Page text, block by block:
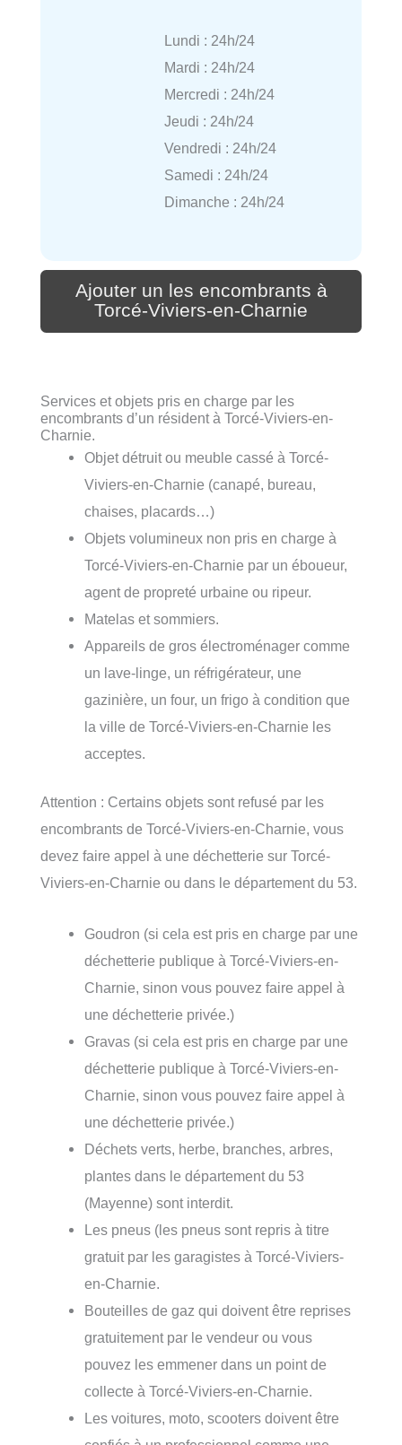
Lundi : 24h/24
Mardi : 24h/24
Mercredi : 24h/24
Jeudi : 24h/24
Vendredi : 24h/24
Samedi : 24h/24
Dimanche : 24h/24
Ajouter un les encombrants à
Torcé-Viviers-en-Charnie
Services et objets pris en charge par les
encombrants d’un résident à Torcé-Viviers-en-
Charnie.
Objet détruit ou meuble cassé à Torcé-
Viviers-en-Charnie (canapé, bureau,
chaises, placards…)
Objets volumineux non pris en charge à
Torcé-Viviers-en-Charnie par un éboueur,
agent de propreté urbaine ou ripeur.
Matelas et sommiers.
Appareils de gros électroménager comme
un lave-linge, un réfrigérateur, une
gazinière, un four, un frigo à condition que
la ville de Torcé-Viviers-en-Charnie les
acceptes.
Attention : Certains objets sont refusé par les
encombrants de Torcé-Viviers-en-Charnie, vous
devez faire appel à une déchetterie sur Torcé-
Viviers-en-Charnie ou dans le département du 53.
Goudron (si cela est pris en charge par une
déchetterie publique à Torcé-Viviers-en-
Charnie, sinon vous pouvez faire appel à
une déchetterie privée.)
Gravas (si cela est pris en charge par une
déchetterie publique à Torcé-Viviers-en-
Charnie, sinon vous pouvez faire appel à
une déchetterie privée.)
Déchets verts, herbe, branches, arbres,
plantes dans le département du 53
(Mayenne) sont interdit.
Les pneus (les pneus sont repris à titre
gratuit par les garagistes à Torcé-Viviers-
en-Charnie.
Bouteilles de gaz qui doivent être reprises
gratuitement par le vendeur ou vous
pouvez les emmener dans un point de
collecte à Torcé-Viviers-en-Charnie.
Les voitures, moto, scooters doivent être